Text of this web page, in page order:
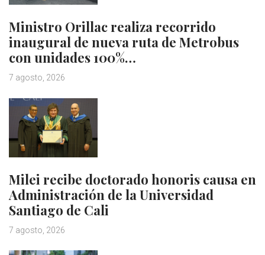
Ministro Orillac realiza recorrido
inaugural de nueva ruta de Metrobus
con unidades 100%…
7 agosto, 2026
Milei recibe doctorado honoris causa en
Administración de la Universidad
Santiago de Cali
7 agosto, 2026